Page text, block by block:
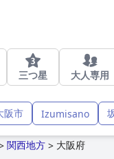
三つ星 大人専用
阪市 Izumisano
関西地方 > 大阪府